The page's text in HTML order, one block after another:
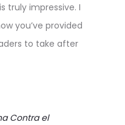
truly impressive. I
you’ve provided
to take after
Contra el